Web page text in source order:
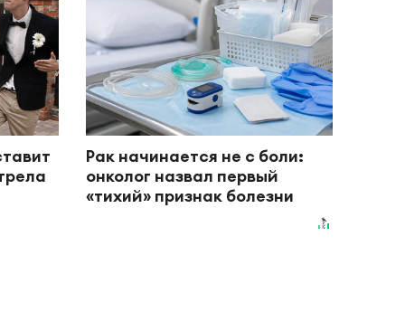
Рак начинается не с боли:
онколог назвал первый
«тихий» признак болезни